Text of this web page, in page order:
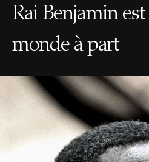
Rai Benjamin
monde à part